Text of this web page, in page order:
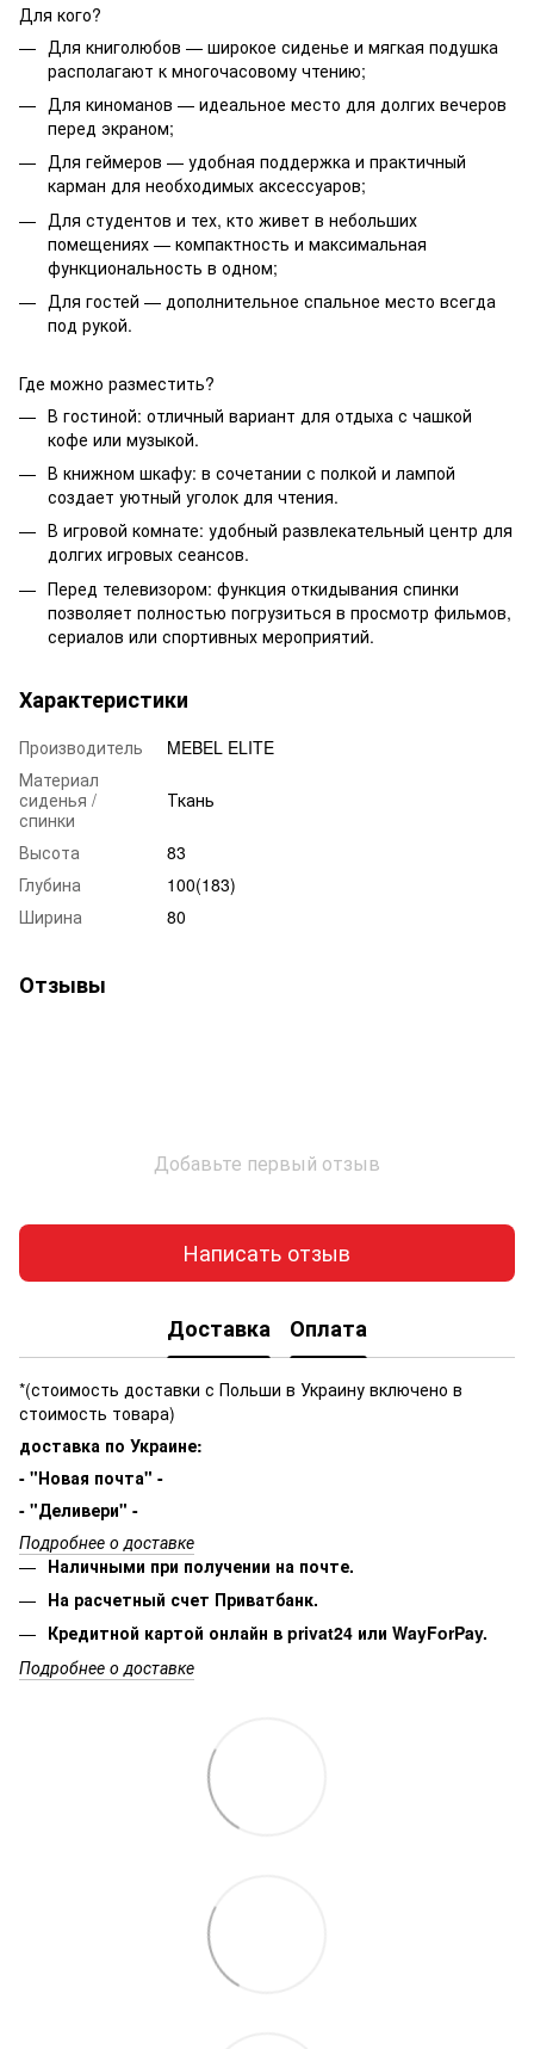
Для кого?
Для книголюбов — широкое сиденье и мягкая подушка
располагают к многочасовому чтению;
Для киноманов — идеальное место для долгих вечеров
перед экраном;
Для геймеров — удобная поддержка и практичный
карман для необходимых аксессуаров;
Для студентов и тех, кто живет в небольших
помещениях — компактность и максимальная
функциональность в одном;
Для гостей — дополнительное спальное место всегда
под рукой.
Где можно разместить?
В гостиной: отличный вариант для отдыха с чашкой
кофе или музыкой.
В книжном шкафу: в сочетании с полкой и лампой
создает уютный уголок для чтения.
В игровой комнате: удобный развлекательный центр для
долгих игровых сеансов.
Перед телевизором: функция откидывания спинки
позволяет полностью погрузиться в просмотр фильмов,
сериалов или спортивных мероприятий.
Характеристики
Производитель
MEBEL ELITE
Материал
сиденья /
спинки
Ткань
Высота
83
Глубина
100(183)
Ширина
80
Отзывы
Добавьте первый отзыв
Написать отзыв
Доставка Оплата
*(стоимость доставки с Польши в Украину включено в
стоимость товара)
доставка по Украине:
- "Новая почта" -
- "Деливери" -
Подробнее о доставке
Наличными при получении на почте.
На расчетный счет Приватбанк.
Кредитной картой онлайн в privat24 или WayForPay.
Подробнее о доставке